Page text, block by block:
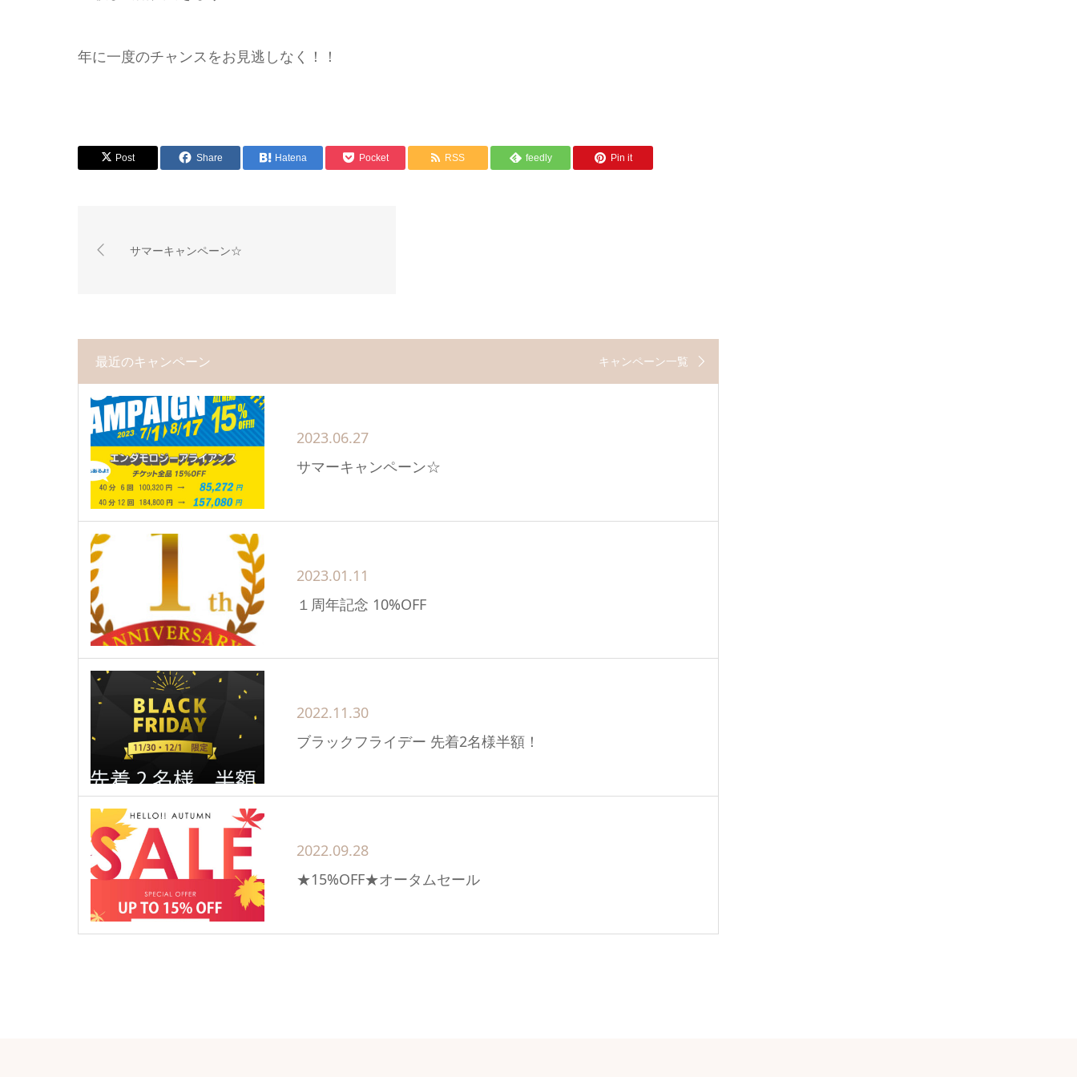
年に一度のチャンスをお見逃しなく！！
Post Share Hatena Pocket RSS feedly Pin it
サマーキャンペーン☆
最近のキャンペーン キャンペーン一覧
2023.06.27
サマーキャンペーン☆
2023.01.11
１周年記念 10%OFF
2022.11.30
ブラックフライデー 先着2名様半額！
2022.09.28
★15%OFF★オータムセール